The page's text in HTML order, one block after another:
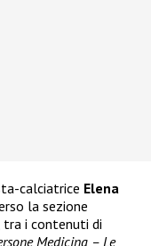
calciatrice Elena
la sezione
tra i contenuti di
Medicina – Le